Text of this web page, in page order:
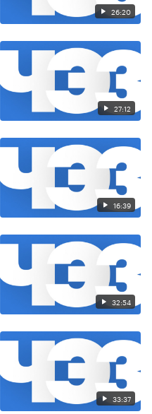
26:20
27:12
16:39
32:54
33:37